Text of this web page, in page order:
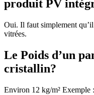
produit PV
Oui. Il faut simplement
vitrées.
Le Poids d’un
cristallin?
Environ 12 kg/m²